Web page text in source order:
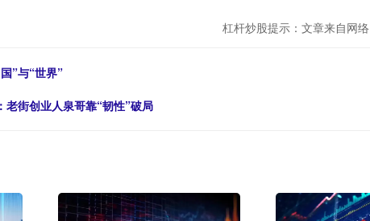
杠杆炒股提示：文章来自网络
”与“世界”
老街创业人泉哥靠“韧性”破局